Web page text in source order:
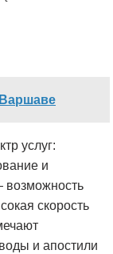
услуг:
и
возможность
скорость
и апостили